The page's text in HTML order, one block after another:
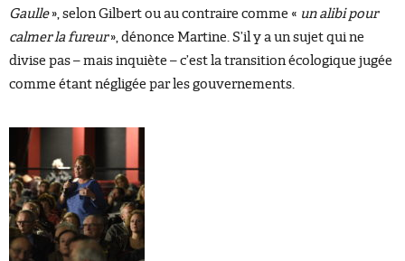
Gaulle», selon Gilbert ou au contraire comme « un alibi pour
calmer la fureur», dénonce Martine. S’il y a un sujet qui ne
divise pas – mais inquiète – c’est la transition écologique jugée
comme étant négligée par les gouvernements.